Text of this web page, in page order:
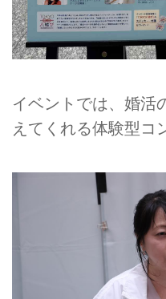
イベントでは、婚活
えてくれる体験型コ